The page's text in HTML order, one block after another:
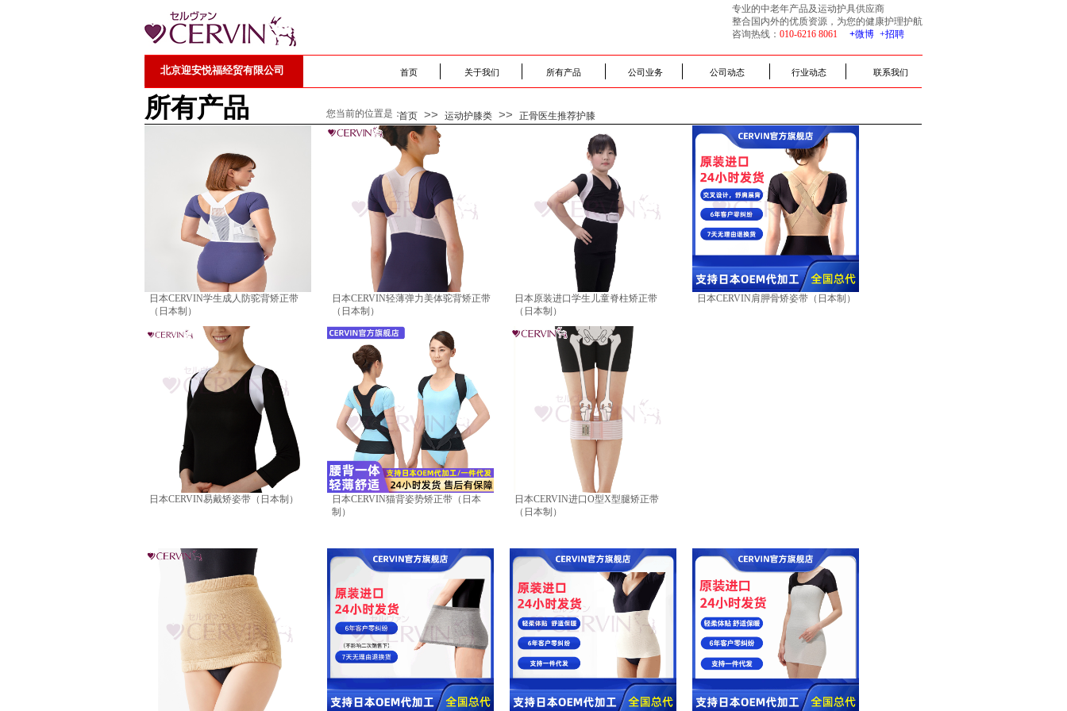
专业的中老年产品及运动护具供应商
整合国内外的优质资源，为您的健康护理护航
咨询热线： 010-6216 8061​ +招聘
+微博​
北京迎安悦福经贸有限公司 首页 关于我们 所有产品 公司业务 公司动态 行业动态 联系我们
所有产品 您当前的位置是：首页 >> 运动护膝类 >> 正骨医生推荐护膝
日本CERVIN学生成人防驼背矫正带
（日本制）
日本CERVIN轻薄弹力美体驼背矫正带
（日本制）
日本原装进口学生儿童脊柱矫正带
（日本制）
日本CERVIN肩胛骨矫姿带（日本制）
日本CERVIN易戴矫姿带（日本制）
日本CERVIN猫背姿势矫正带（日本
制）
日本CERVIN进口O型X型腿矫正带
（日本制）